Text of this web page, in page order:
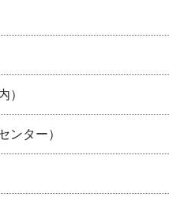
）
ンター）